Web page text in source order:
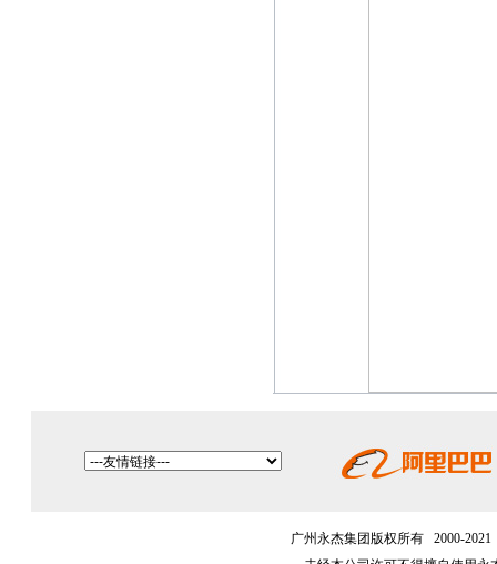
广州永杰集团版权所有 2000-2021